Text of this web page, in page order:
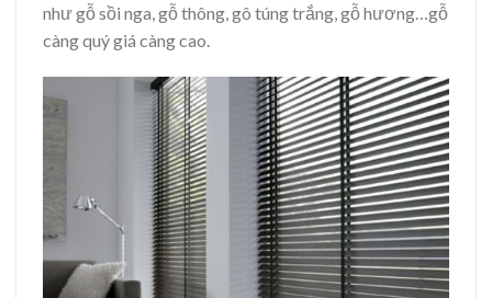
như gỗ sồi nga, gỗ thông, gô túng trắng, gỗ hương…gỗ
càng quý giá càng cao.